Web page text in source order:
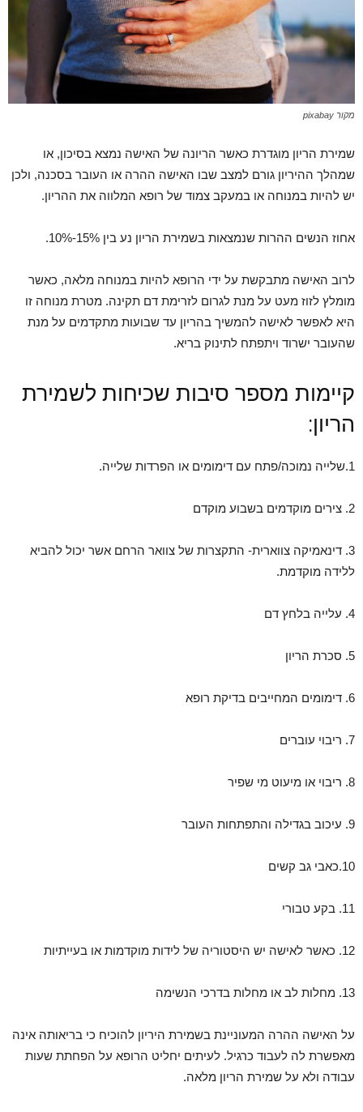
מקור pixabay
שמירת הריון מוגדרת כאשר הריונה של האישה נמצא בסיכון, או
שמהלך ההיריון גורם למצב שבו האישה ההרה או העובר בסכנה, ולכן
יש להיות במנוחה או במעקב צמוד של רופא המלווה את ההריון.
אחוז הנשים ההרות שנמצאות בשמירת הריון נע בין 15%-10%.
לרוב האישה מתבקשת על ידי הרופא להיות במנוחה מלאה, כאשר
מומלץ לזוז מעט על מנת לגרום לזרימת דם תקינה. מטרת מנוחה זו
היא לאפשר לאישה להמשיך בהריון עד שבועות מתקדמים על מנת
שהעובר ישרוד ויתפתח לתינוק בריא.
קיימות מספר סיבות שכיחות לשמירת
הריון:
1.שלייה נמוכה/פתח עם דימומים או הפרדות שלייה.
2. צירים מוקדמים בשבוע מוקדם
3. דינאמיקה צווארית- התקצרות של צוואר הרחם אשר יכול להביא
ללידה מוקדמת.
4. עלייה בלחץ דם
5. סכרת הריון
6. דימומים המחייבים בדיקת רופא
7. ריבוי עוברים
8. ריבוי או מיעוט מי שפיר
9. עיכוב בגדילה והתפתחות העובר
10.כאבי גב קשים
11. בקע טבורי
12. כאשר לאישה יש היסטוריה של לידות מוקדמות או בעייתיות
13. מחלות לב או מחלות בדרכי הנשימה
על האישה ההרה המעוניינת בשמירת היריון להוכיח כי בריאותה אינה
מאפשרת לה לעבוד כרגיל. לעיתים יחליט הרופא על הפחתת שעות
עבודה ולא על שמירת הריון מלאה.